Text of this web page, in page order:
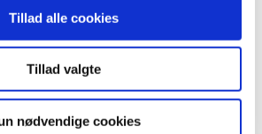
Tillad alle cookies
Tillad valgte
nødvendige cookies
betaling refunderes ikke.
Sparekassen Danmark på kontonummer.:
dit navn i tekstfeltet